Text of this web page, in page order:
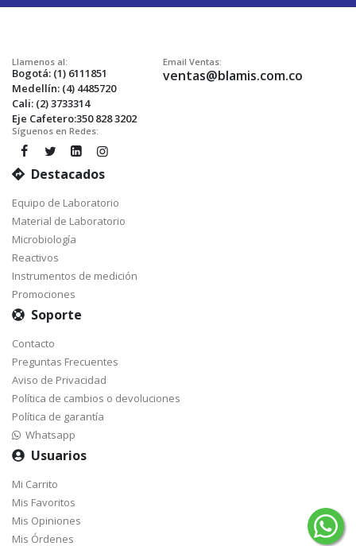
Llamenos al:
Bogotá: (1) 6111851
Medellín: (4) 4485720
Cali: (2) 3733314
Eje Cafetero:350 828 3202
Email Ventas:
ventas@blamis.com.co
Síguenos en Redes:
Destacados
Equipo de Laboratorio
Material de Laboratorio
Microbiología
Reactivos
Instrumentos de medición
Promociones
Soporte
Contacto
Preguntas Frecuentes
Aviso de Privacidad
Política de cambios o devoluciones
Política de garantía
Whatsapp
Usuarios
Mi Carrito
Mis Favoritos
Mis Opiniones
Mis Órdenes